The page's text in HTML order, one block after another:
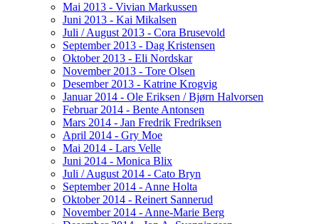
Mai 2013 - Vivian Markussen
Juni 2013 - Kai Mikalsen
Juli / August 2013 - Cora Brusevold
September 2013 - Dag Kristensen
Oktober 2013 - Eli Nordskar
November 2013 - Tore Olsen
Desember 2013 - Katrine Krogvig
Januar 2014 - Ole Eriksen / Bjørn Halvorsen
Februar 2014 - Bente Antonsen
Mars 2014 - Jan Fredrik Fredriksen
April 2014 - Gry Moe
Mai 2014 - Lars Velle
Juni 2014 - Monica Blix
Juli / August 2014 - Cato Bryn
September 2014 - Anne Holta
Oktober 2014 - Reinert Sannerud
November 2014 - Anne-Marie Berg